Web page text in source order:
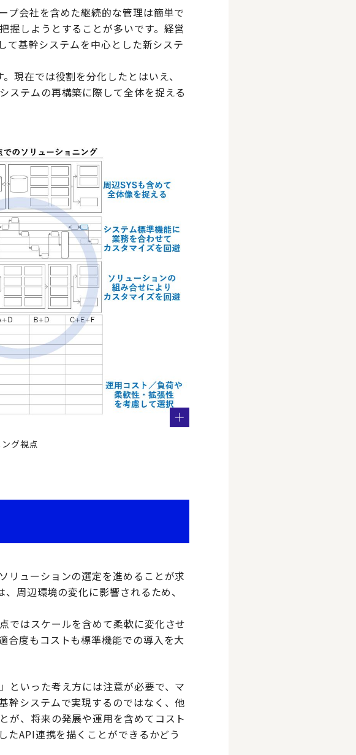
プ会社を含めた継続的な管理は簡単で
握しようとすることが多いです。経営
て基幹システムを中心とした新システ
現在では役割を分化したとはいえ、
ステムの再構築に際して全体を捉える
グ視点
リューションの選定を進めることが求
周辺環境の変化に影響されるため、
ではスケールを含めて柔軟に変化させ
合度もコストも標準機能での導入を大
といった考え方には注意が必要で、マ
幹システムで実現するのではなく、他
が、将来の発展や運用を含めてコスト
たAPI連携を描くことができるかどう